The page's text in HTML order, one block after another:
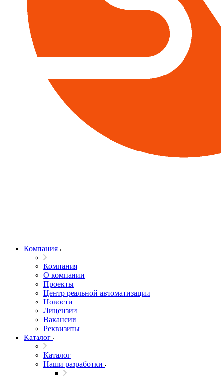
Компания
Компания
О компании
Проекты
Центр реальной автоматизации
Новости
Лицензии
Вакансии
Реквизиты
Каталог
Каталог
Наши разработки